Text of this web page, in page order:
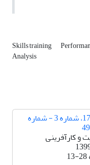
Skills training
Analysis
دوره 17، شماره 3 - شماره
و کارآفرینی
13-28